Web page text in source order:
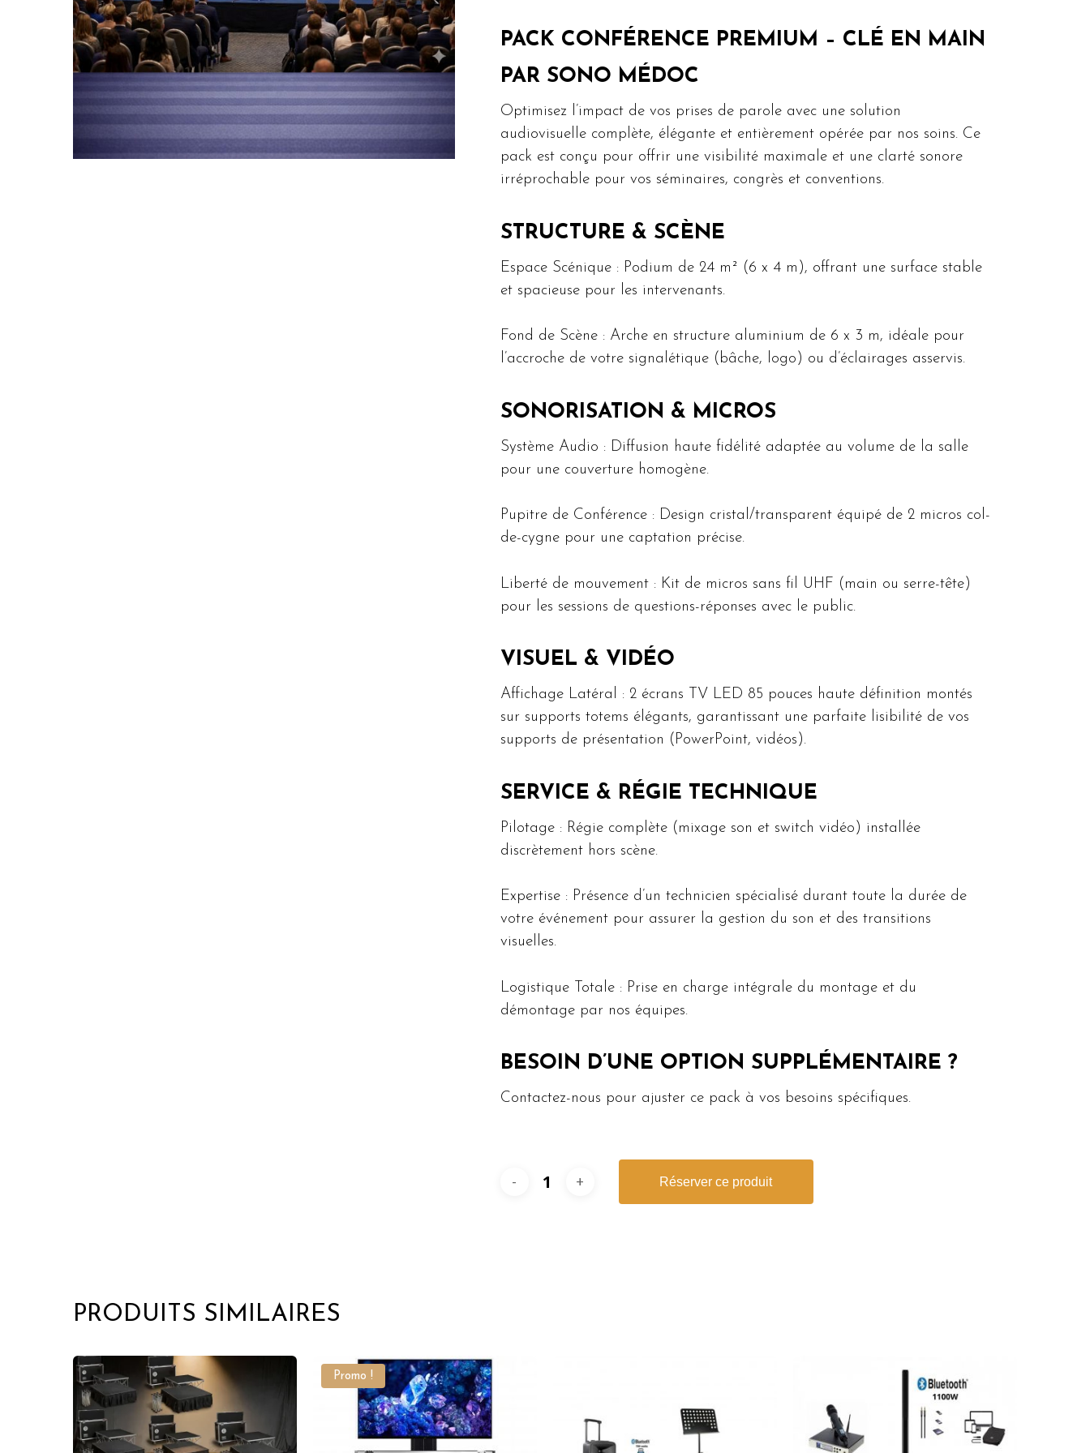
PACK CONFÉRENCE PREMIUM – CLÉ EN MAIN
PAR SONO MÉDOC
Optimisez l’impact de vos prises de parole avec une solution
audiovisuelle complète, élégante et entièrement opérée par nos soins. Ce
pack est conçu pour offrir une visibilité maximale et une clarté sonore
irréprochable pour vos séminaires, congrès et conventions.
STRUCTURE & SCÈNE
Espace Scénique : Podium de 24 m² (6 x 4 m), offrant une surface stable
et spacieuse pour les intervenants.
Fond de Scène : Arche en structure aluminium de 6 x 3 m, idéale pour
l’accroche de votre signalétique (bâche, logo) ou d’éclairages asservis.
SONORISATION & MICROS
Système Audio : Diffusion haute fidélité adaptée au volume de la salle
pour une couverture homogène.
Pupitre de Conférence : Design cristal/transparent équipé de 2 micros col-
de-cygne pour une captation précise.
Liberté de mouvement : Kit de micros sans fil UHF (main ou serre-tête)
pour les sessions de questions-réponses avec le public.
VISUEL & VIDÉO
Affichage Latéral : 2 écrans TV LED 85 pouces haute définition montés
sur supports totems élégants, garantissant une parfaite lisibilité de vos
supports de présentation (PowerPoint, vidéos).
SERVICE & RÉGIE TECHNIQUE
Pilotage : Régie complète (mixage son et switch vidéo) installée
discrètement hors scène.
Expertise : Présence d’un technicien spécialisé durant toute la durée de
votre événement pour assurer la gestion du son et des transitions
visuelles.
Logistique Totale : Prise en charge intégrale du montage et du
démontage par nos équipes.
BESOIN D’UNE OPTION SUPPLÉMENTAIRE ?
Contactez-nous pour ajuster ce pack à vos besoins spécifiques.
Réserver ce produit
PRODUITS SIMILAIRES
Promo !